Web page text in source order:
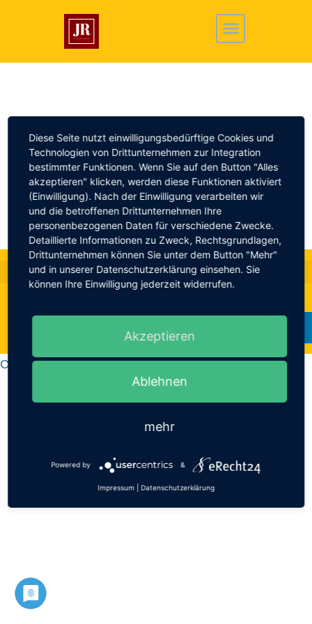
Widerrufsbelehrung
Cookie-Einstellungen
Diese Seite nutzt einwilligungsbedürftige Cookies und
Technologien von Drittunternehmen zur Integration
bestimmter Funktionen. Wenn Sie auf den Button "Alles
akzeptieren" klicken, werden diese Funktionen aktiviert
(Einwilligung). Nach der Einwilligung verarbeiten wir
und die betroffenen Drittunternehmen Ihre
personenbezogenen Daten für verschiedene Zwecke.
Detaillierte Informationen zu Zweck, Rechtsgrundlagen,
Drittunternehmen können Sie unter dem Button "Mehr"
und in unserer Datenschutzerklärung einsehen. Sie
können Ihre Einwilligung jederzeit widerrufen.
Akzeptieren
Ablehnen
mehr
Powered by &
Impressum Datenschutzerklärung